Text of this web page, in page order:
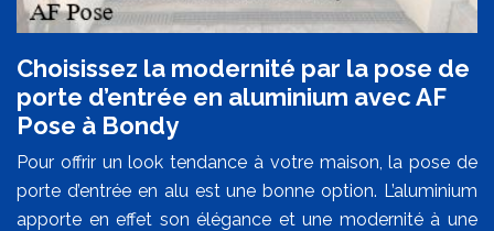
Choisissez la modernité par la pose de
porte d’entrée en aluminium avec AF
Pose à Bondy
Pour offrir un look tendance à votre maison, la pose de
porte d’entrée en alu est une bonne option. L’aluminium
apporte en effet son élégance et une modernité à une